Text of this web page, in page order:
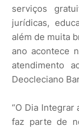
serviços
jurídicas,
além de muita
ano acontece
atendimento
Deocleciano
“O Dia
faz parte de